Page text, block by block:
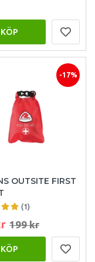
KÖP
-17%
OUTSITE FIRST
(1)
199 kr
KÖP